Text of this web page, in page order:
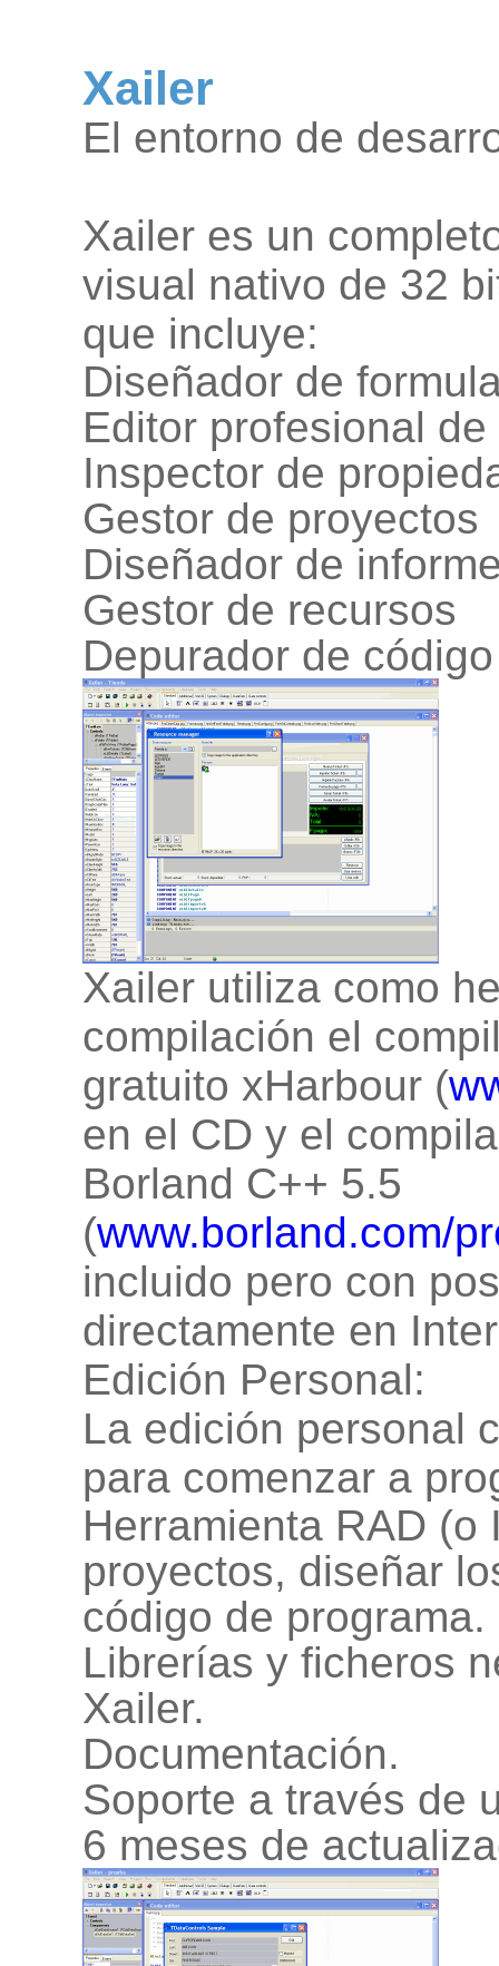
Xailer
El entorno de
Xailer es un
visual nativo de 32
que incluye:
Diseñador de
Editor profesional
Inspector de
Gestor de proyectos
Diseñador de
Gestor de recursos
Depurador de código
Xailer utiliza como
compilación el
gratuito xHarbour (
en el CD y el
Borland C++ 5.5
(www.borland.com/
incluido pero con
directamente en
Edición Personal:
La edición personal
para comenzar a
Herramienta RAD
proyectos, diseñar
código de programa.
Librerías y ficheros
Xailer.
Documentación.
Soporte a través de
6 meses de